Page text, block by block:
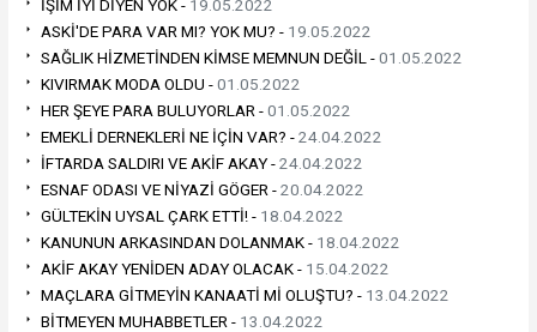
İŞİM İYİ DİYEN YOK - 19.05.2022
ASKİ'DE PARA VAR MI? YOK MU? - 19.05.2022
SAĞLIK HİZMETİNDEN KİMSE MEMNUN DEĞİL -01.05.2022
KIVIRMAK MODA OLDU -01.05.2022
HER ŞEYE PARA BULUYORLAR -01.05.2022
EMEKLİ DERNEKLERİ NE İÇİN VAR? -24.04.2022
İFTARDA SALDIRI VE AKİF AKAY -24.04.2022
ESNAF ODASI VE NİYAZİ GÖGER -20.04.2022
GÜLTEKİN UYSAL ÇARK ETTİ! - 18.04.2022
KANUNUN ARKASINDAN DOLANMAK - 18.04.2022
AKİF AKAY YENİDEN ADAY OLACAK - 15.04.2022
MAÇLARA GİTMEYİN KANAATİ Mİ OLUŞTU? - 13.04.2022
BİTMEYEN MUHABBETLER - 13.04.2022